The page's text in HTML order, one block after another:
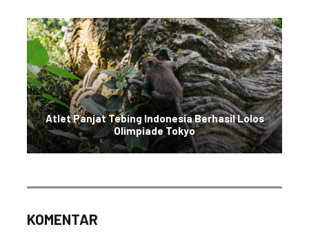
Atlet Panjat Tebing Indonesia Berhasil Lolos
Olimpiade Tokyo
KOMENTAR